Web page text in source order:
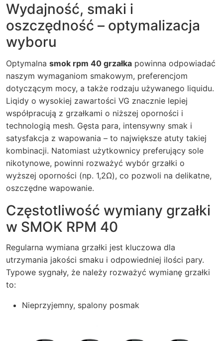
Wydajność, smaki i
oszczędność – optymalizacja
wyboru
Optymalna smok rpm 40 grzałka powinna odpowiadać
naszym wymaganiom smakowym, preferencjom
dotyczącym mocy, a także rodzaju używanego liquidu.
Liqidy o wysokiej zawartości VG znacznie lepiej
współpracują z grzałkami o niższej oporności i
technologią mesh. Gęsta para, intensywny smak i
satysfakcja z wapowania – to największe atuty takiej
kombinacji. Natomiast użytkownicy preferujący sole
nikotynowe, powinni rozważyć wybór grzałki o
wyższej oporności (np. 1,2Ω), co pozwoli na delikatne,
oszczędne wapowanie.
Częstotliwość wymiany grzałki
w SMOK RPM 40
Regularna wymiana grzałki jest kluczowa dla
utrzymania jakości smaku i odpowiedniej ilości pary.
Typowe sygnały, że należy rozważyć wymianę grzałki
to:
Nieprzyjemny, spalony posmak